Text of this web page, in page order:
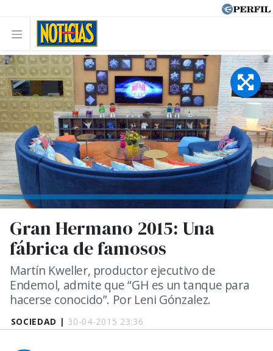
SOCIEDAD | 30-04-2015 23:36
Gran Hermano 2015: Una
fábrica de famosos
Martín Kweller, productor ejecutivo de
Endemol, admite que “GH es un tanque para
hacerse conocido”. Por Leni Gónzalez.